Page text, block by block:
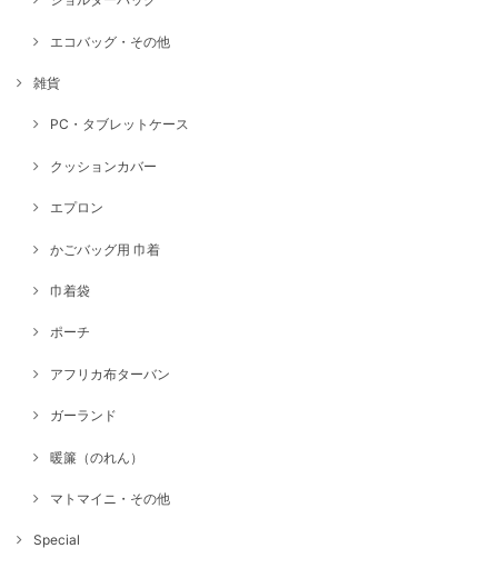
エコバッグ・その他
雑貨
PC・タブレットケース
クッションカバー
エプロン
かごバッグ用 巾着
巾着袋
ポーチ
アフリカ布ターバン
ガーランド
暖簾（のれん）
マトマイニ・その他
Special